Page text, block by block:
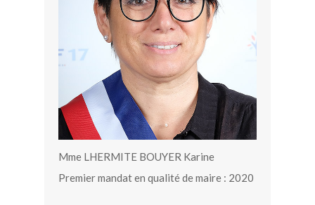
Mme LHERMITE BOUYER Karine
Premier mandat en qualité de maire : 2020